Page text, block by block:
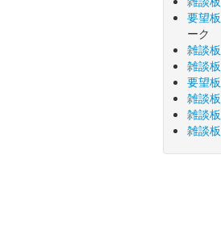
要望板
ーク
雑談板
雑談板
要望板
雑談板
雑談板
雑談板